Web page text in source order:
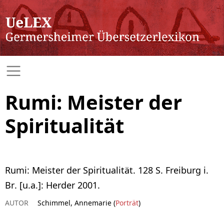
Rumi: Meister der
Spiritualität
Rumi: Meister der Spiritualität. 128 S. Freiburg i.
Br. [u.a.]: Herder 2001.
AUTOR Schimmel, Annemarie (Porträt)